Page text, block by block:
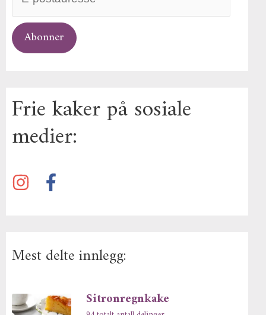
Abonner
Frie kaker på sosiale
medier:
Mest delte innlegg:
Sitronregnkake